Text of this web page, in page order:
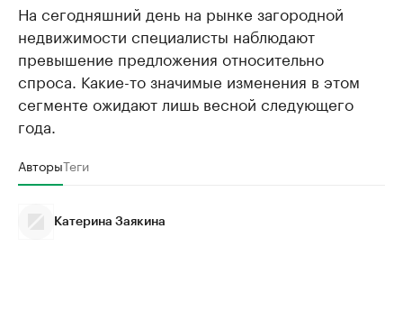
На сегодняшний день на рынке загородной
недвижимости специалисты наблюдают
превышение предложения относительно
спроса. Какие-то значимые изменения в этом
сегменте ожидают лишь весной следующего
года.
АвторыТеги
Катерина Заякина